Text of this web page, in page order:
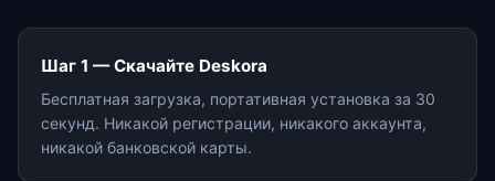
Шаг 1 — Скачайте Deskora
Бесплатная загрузка, портативная установка за 30
секунд. Никакой регистрации, никакого аккаунта,
никакой банковской карты.